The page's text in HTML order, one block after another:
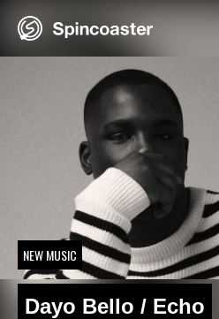
NEW MUSIC
Dayo Bello / Echo